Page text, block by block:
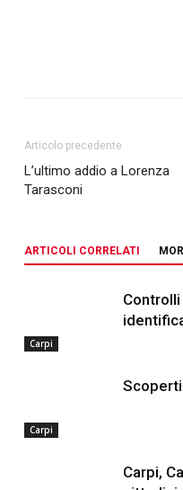
Articolo precedente
L’ultimo addio a Lorenza
Tarasconi
ARTICOLI CORRELATI
Carpi
Carpi
Carpi,